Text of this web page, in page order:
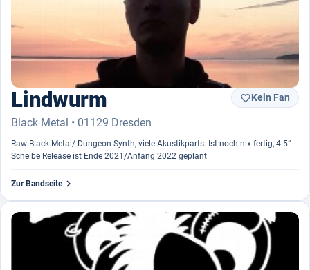
Lindwurm
Black Metal • 01129 Dresden
Kein Fan
Raw Black Metal/ Dungeon Synth, viele Akustikparts. Ist noch nix fertig, 4-5“
Scheibe Release ist Ende 2021/Anfang 2022 geplant
Zur Bandseite